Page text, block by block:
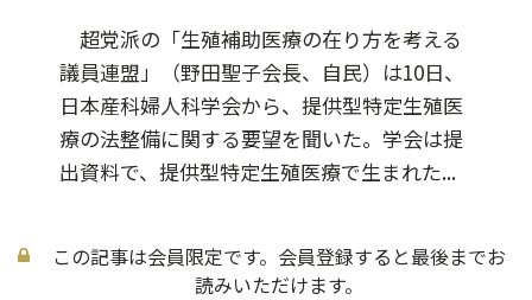
超党派の「生殖補助医療の在り方を考える
議員連盟」（野田聖子会長、自民）は10日、
日本産科婦人科学会から、提供型特定生殖医
療の法整備に関する要望を聞いた。学会は提
出資料で、提供型特定生殖医療で生まれた...
この記事は会員限定です。会員登録すると最後までお
読みいただけます。